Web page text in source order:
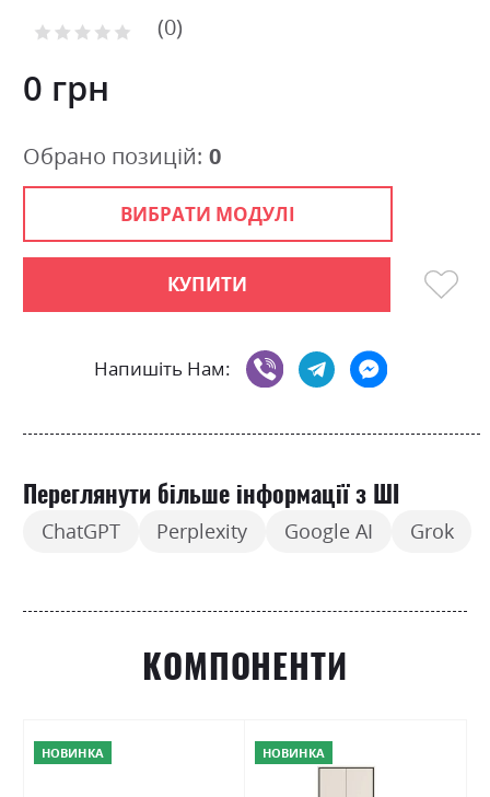
the
gallery
Рейтинг: 0
0 грн
ВИБРАТИ МОДУЛІ
КУПИТИ
Напишіть Нам:
Обрано позицій: 0
Переглянути більше інформації з ШІ
ChatGPT Perplexity Google AI Grok
КОМПОНЕНТИ
НОВИНКА НОВИНКА